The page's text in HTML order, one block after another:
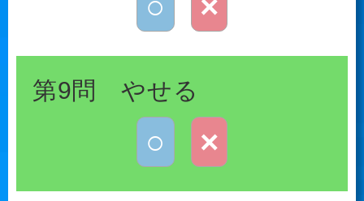
第9問 やせる
○ ×